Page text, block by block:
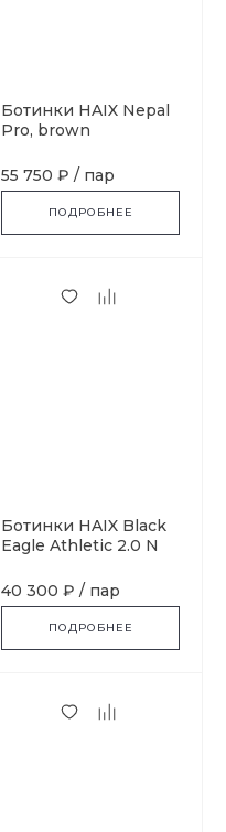
Ботинки HAIX Nepal
Pro, brown
55 750 ₽ / пар
ПОДРОБНЕЕ
Ботинки HAIX Black
Eagle Athletic 2.0 N
40 300 ₽ / пар
ПОДРОБНЕЕ